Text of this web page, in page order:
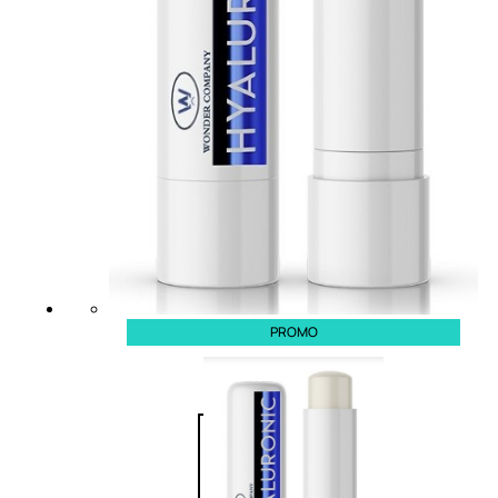
Trattamento Viso Occhi
Trattamento Viso Detergenza
Trattamento Viso Maschere
Trattamento Viso Idratante
Trattamento Viso Labbra
Trattamento Viso Sieri
Trattamento Collo e Decolleté
Trattamento Corpo
Trattamento Anticellulite
Cofanetti Trattamento Corpo
Viso
Trattamento
Trattamento
PROMO